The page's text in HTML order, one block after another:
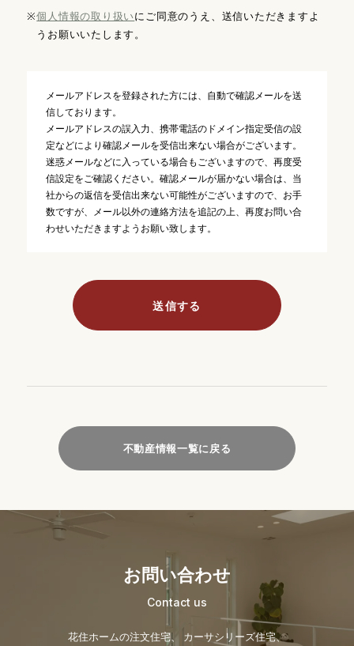
※個人情報の取り扱いにご同意のうえ、送信いただきますよ
うお願いいたします。
メールアドレスを登録された方には、自動で確認メールを送
信しております。
メールアドレスの誤入力、携帯電話のドメイン指定受信の設
定などにより確認メールを受信出来ない場合がございます。
迷惑メールなどに入っている場合もございますので、再度受
信設定をご確認ください。確認メールが届かない場合は、当
社からの返信を受信出来ない可能性がございますので、お手
数ですが、メール以外の連絡方法を追記の上、再度お問い合
わせいただきますようお願い致します。
不動産情報一覧に戻る
お問い合わせ
Contact us
花住ホームの注文住宅、 カーサシリーズ住宅、